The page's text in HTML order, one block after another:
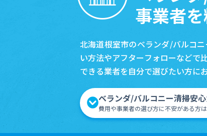
事業者
北海道根室市のベランダ/バルコ
い方法やアフターフォローなどで
できる業者を自分で選びたい方に
ベランダ/バルコニー清掃安
費用や事業者の選び方に不安がある方